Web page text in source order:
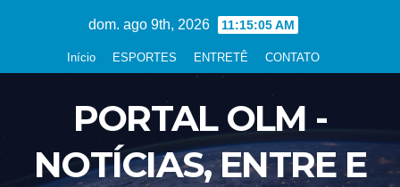
dom. ago 9th, 2026 11:15:05 AM
Início ESPORTES ENTRETÊ CONTATO
PORTAL OLM -
NOTÍCIAS, ENTRE E